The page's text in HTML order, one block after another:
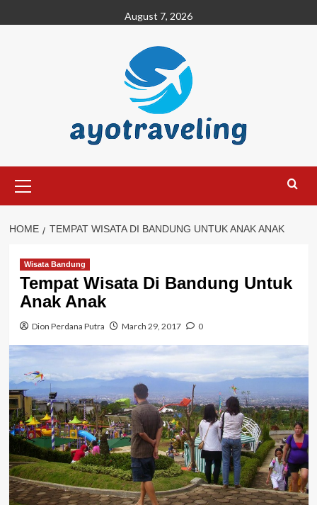
to
August 7, 2026
Menu
HOME TEMPAT WISATA DI BANDUNG UNTUK ANAK ANAK
Wisata Bandung
Tempat Wisata Di Bandung Untuk
Anak Anak
Dion Perdana Putra March 29, 2017 0